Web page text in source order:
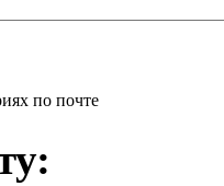
по почте